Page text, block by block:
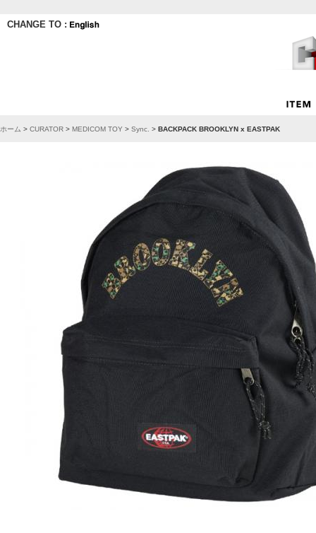
CHANGE TO :
ホーム > CURATOR > MEDICOM TOY > Sync. > BACKPACK BROOKLYN x EASTPAK